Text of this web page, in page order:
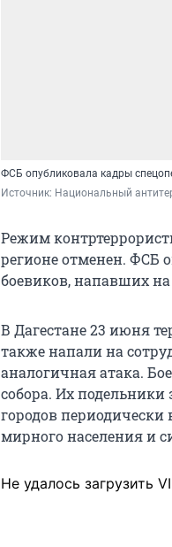
ФСБ опубликовала кадры
Источник: Национальный
Режим
регионе отменен. ФСБ
боевиков, напавших на
В Дагестане 23 июня
также напали на
аналогичная атака.
собора. Их подельники
городов периодически
мирного населения и
Не удалось загрузить